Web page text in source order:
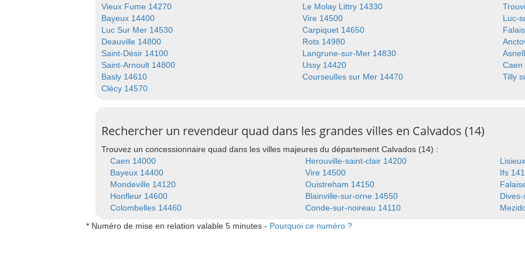
Vieux Fume 14270
Le Molay Littry 14330
Bayeux 14400
Vire 14500
Luc-
Luc Sur Mer 14530
Carpiquet 14650
Deauville 14800
Rots 14980
Saint-Désir 14100
Langrune-sur-Mer 14830
Saint-Arnoult 14800
Ussy 14420
Caen
Basly 14610
Courseulles sur Mer 14470
Tilly
Clécy 14570
Rechercher un revendeur quad dans les grandes villes en Calvados (14)
Trouvez un concessionnaire quad dans les villes majeures du département Calvados (14) :
Caen 14000
Herouville-saint-clair 14200
Bayeux 14400
Vire 14500
Ifs
Mondeville 14120
Ouistreham 14150
Honfleur 14600
Blainville-sur-orne 14550
Colombelles 14460
Conde-sur-noireau 14110
* Numéro de mise en relation valable 5 minutes - Pourquoi ce numéro ?